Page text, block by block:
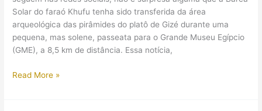
Nacional
da
Civilização
Egípcia
Solar do faraó Khufu tenha sido transferida da área
arqueológica das pirâmides do platô de Gizé durante uma
pequena, mas solene, passeata para o Grande Museu Egípcio
(GME), a 8,5 km de distância. Essa notícia,
A
Read More »